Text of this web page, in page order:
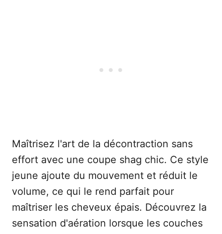
Maîtrisez l'art de la décontraction sans
effort avec une coupe shag chic. Ce style
jeune ajoute du mouvement et réduit le
volume, ce qui le rend parfait pour
maîtriser les cheveux épais. Découvrez la
sensation d'aération lorsque les couches